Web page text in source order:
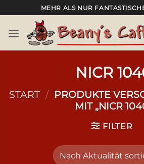
Inhalt
springen
MEHR ALS NUR
NICR
START / PRODUKTE
MIT „NICR
FILTER